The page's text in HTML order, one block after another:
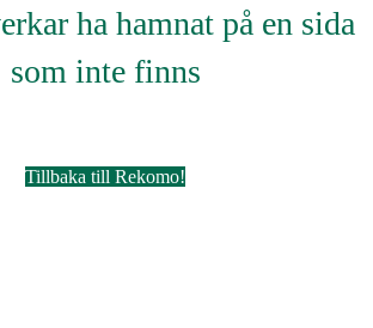
ha hamnat på en sida
som inte finns
Tillbaka till Rekomo!